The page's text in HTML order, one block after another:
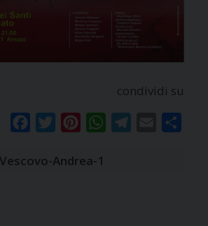
condividi su
FacebookTwitterPinterestWhatsAppTelegram
Email
Andrea-1